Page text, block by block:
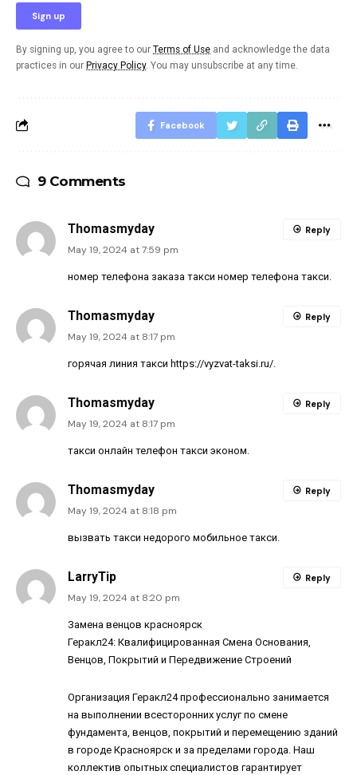
By signing up, you agree to our Terms of Use and acknowledge the data
practices in our Privacy Policy. You may unsubscribe at any time.
Facebook
9 Comments
Thomasmyday
May 19, 2024 at 7:59 pm
номер телефона заказа такси номер телефона такси
Reply
Thomasmyday
May 19, 2024 at 8:17 pm
горячая линия такси https://vyzvat-taksi.ru/
Reply
Thomasmyday
May 19, 2024 at 8:17 pm
такси онлайн телефон такси эконом
Reply
Thomasmyday
May 19, 2024 at 8:18 pm
вызвать такси недорого мобильное такси
Reply
LarryTip
May 19, 2024 at 8:20 pm
Замена венцов красноярск
Геракл24: Квалифицированная Смена Основания,
Венцов, Покрытий и Передвижение Строений
Организация Геракл24 профессионально занимается
на выполнении всесторонних услуг по смене
фундамента, венцов, покрытий и перемещению зданий
в городе Красноярск и за пределами города. Наш
коллектив опытных специалистов гарантирует
Reply